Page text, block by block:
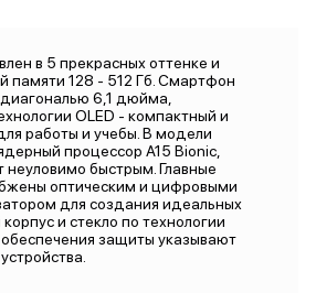
в 5 прекрасных оттенке и
памяти 128 - 512 Гб. Смартфон
6,1 дюйма,
OLED - компактный и
работы и учебы. В модели
процессор А15 Bionic,
неуловимо быстрым. Главные
оптическим и цифровыми
для создания идеальных
и стекло по технологии
защиты указывают